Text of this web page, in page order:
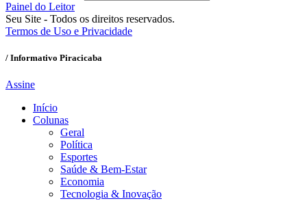
Painel do Leitor
Seu Site - Todos os direitos reservados.
Termos de Uso e Privacidade
/ Informativo Piracicaba
Assine
Início
Colunas
Geral
Política
Esportes
Saúde & Bem-Estar
Economia
Tecnologia & Inovação